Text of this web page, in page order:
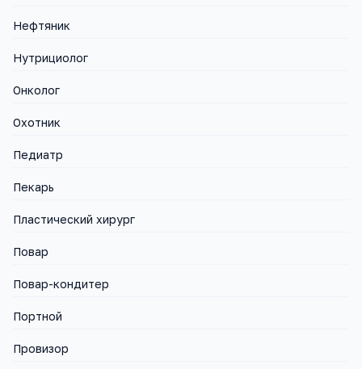
Нефтяник
Нутрициолог
Онколог
Охотник
Педиатр
Пекарь
Пластический хирург
Повар
Повар-кондитер
Портной
Провизор